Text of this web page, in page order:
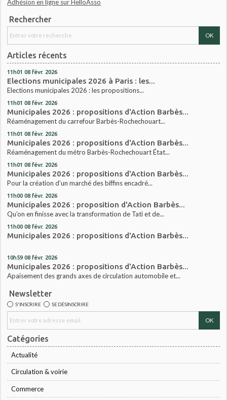
Adhésion en ligne sur HelloAsso
Rechercher
Articles récents
11h01 08 févr. 2026
Elections municipales 2026 à Paris : les...
Elections municipales 2026 : les propositions...
11h01 08 févr. 2026
Municipales 2026 : propositions d'Action Barbès...
Réaménagement du carrefour Barbès-Rochechouart...
11h01 08 févr. 2026
Municipales 2026 : propositions d'Action Barbès...
Réaménagement du métro Barbès-Rochechouart État...
11h01 08 févr. 2026
Municipales 2026 : propositions d'Action Barbès...
Pour la création d’un marché des biffins encadré...
11h00 08 févr. 2026
Municipales 2026 : proposition d'Action Barbès...
Qu’on en finisse avec la transformation de Tati et de...
11h00 08 févr. 2026
Municipales 2026 : propositions d'Action Barbès...
10h59 08 févr. 2026
Municipales 2026 : propositions d'Action Barbès...
Apaisement des grands axes de circulation automobile et...
Newsletter
S'INSCRIRE SE DÉSINSCRIRE
Catégories
Actualité
Circulation & voirie
Commerce